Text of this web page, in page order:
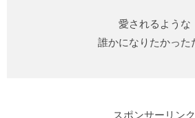
愛されるような
誰かになりたかった
スポンサーリンク